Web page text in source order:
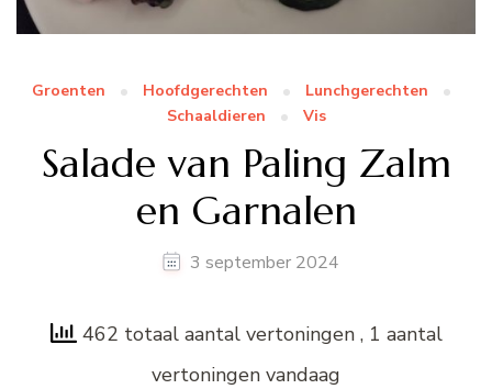
Groenten Hoofdgerechten
Lunchgerechten
Schaaldieren
Vis
Salade van Paling Zalm
en Garnalen
3 september 2024
462 totaal aantal vertoningen , 1 aantal
vertoningen vandaag